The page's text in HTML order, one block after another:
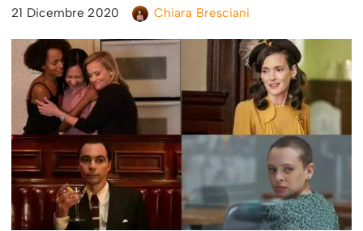
21 Dicembre 2020 Chiara Bresciani